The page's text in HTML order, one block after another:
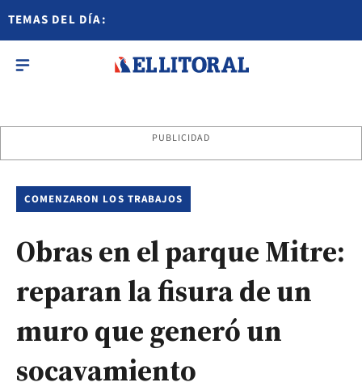
TEMAS DEL DÍA:
PUBLICIDAD
COMENZARON LOS TRABAJOS
Obras en el parque Mitre:
reparan la fisura de un
muro que generó un
socavamiento